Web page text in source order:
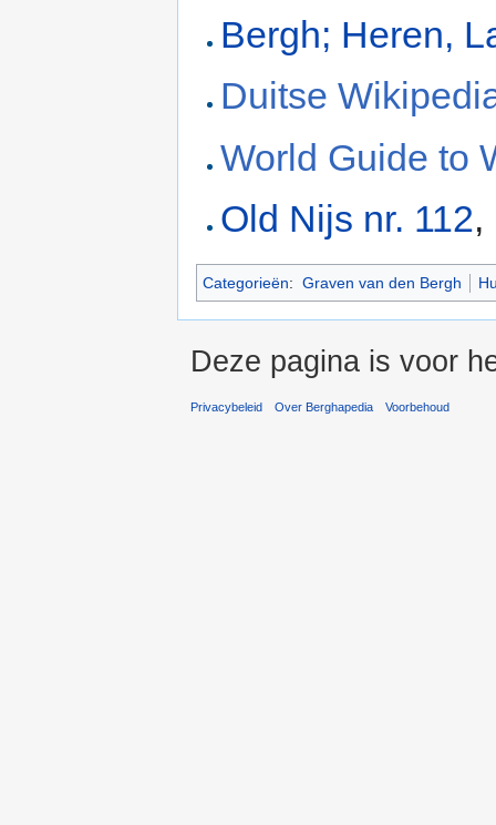
Bergh; Heren,
Duitse
World Guide to
Old Nijs nr. 112,
Categorieën: Graven van den Bergh
Deze pagina is voor
Privacybeleid Over Berghapedia Voorbehoud